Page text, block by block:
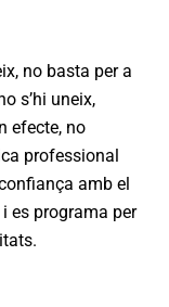
no basta per a
s’hi uneix,
efecte, no
professional
amb el
es programa per